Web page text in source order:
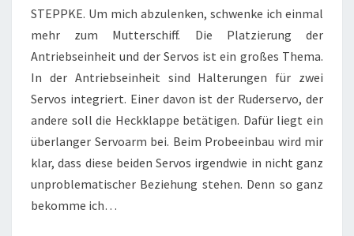
STEPPKE. Um mich abzulenken, schwenke ich einmal
mehr zum Mutterschiff. Die Platzierung der
Antriebseinheit und der Servos ist ein großes Thema.
In der Antriebseinheit sind Halterungen für zwei
Servos integriert. Einer davon ist der Ruderservo, der
andere soll die Heckklappe betätigen. Dafür liegt ein
überlanger Servoarm bei. Beim Probeeinbau wird mir
klar, dass diese beiden Servos irgendwie in nicht ganz
unproblematischer Beziehung stehen. Denn so ganz
bekomme ich…